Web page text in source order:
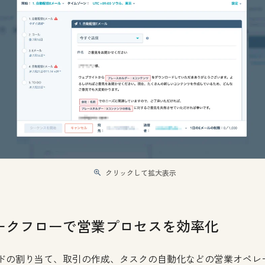
クリックして拡大表示
クフローで営業プロセスを効率化
の割り当て、取引の作成、タスクの自動化などの営業オペレ